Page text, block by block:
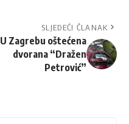
SLJEDEĆI ČLANAK
U Zagrebu oštećena
dvorana “Dražen
Petrović”